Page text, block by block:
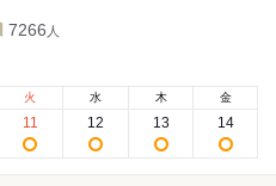
7266 人
火
11
水
12
木
13
金
14